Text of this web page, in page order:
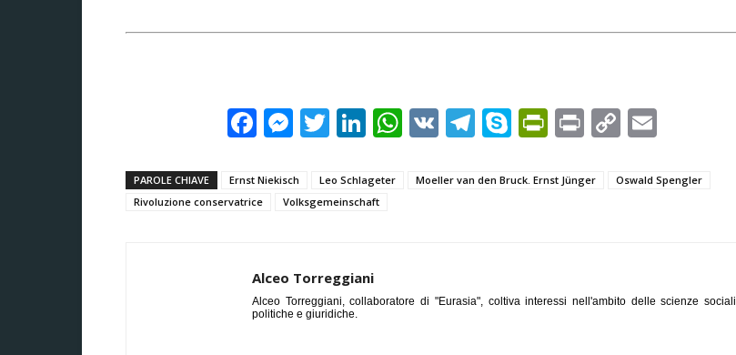
Facebook
Messenger
Twitter
LinkedIn
WhatsApp
VK Telegram
SkypePrintFriendly
PrintCopy
PAROLE CHIAVE Ernst Niekisch Leo Schlageter Moeller van den Bruck. Ernst Jünger
Oswald Spengler
Rivoluzione conservatrice
Volksgemeinschaft
Alceo Torreggiani
Alceo Torreggiani, collaboratore di "Eurasia", coltiva interessi nell'ambito delle scienze sociali,
politiche e giuridiche.